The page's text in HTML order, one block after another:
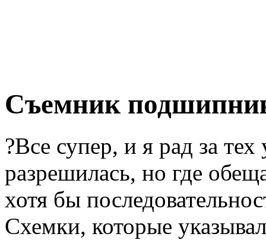
Съемник
?Все супер, и я рад за
разрешилась, но где
хотя бы
Схемки, которые